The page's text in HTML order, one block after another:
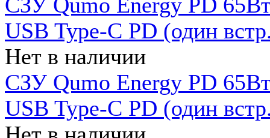
СЗУ Qumo Energy PD
USB Type-C PD (один
Нет в наличии
СЗУ Qumo Energy PD
USB Type-C PD (один